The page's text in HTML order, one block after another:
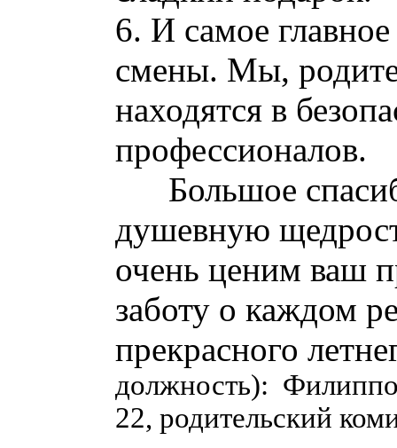
6. И самое
смены. Мы,
находятся в
профессионалов.
Большое
душевную
очень ценим ваш
заботу о каждом
прекрасного
должность):
22, родительский